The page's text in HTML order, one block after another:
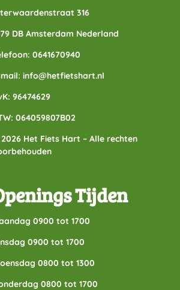
316
DB Amsterdam Nederland
0641670940
mail: info@hetfietshart.nl
96474629
064059807B02
Het Fiets Hart – Alle rechten
Tijden
0900 tot 1700
0900 tot 1700
0800 tot 1300
0800 tot 1700